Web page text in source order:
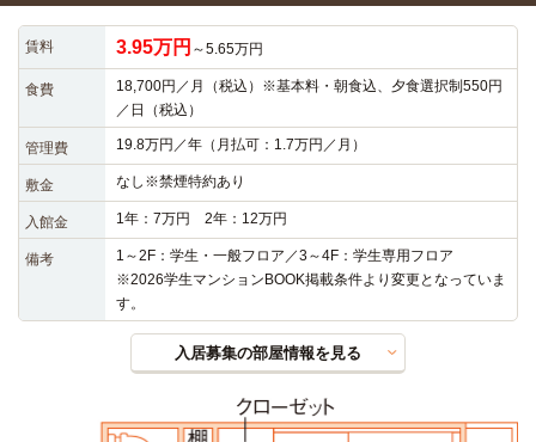
賃料 3.95万円 ～5.65万円
食費
18,700円／月（税込）※基本料・朝食込、夕食選択制550円
／日（税込）
管理費 19.8万円／年（月払可：1.7万円／月）
敷金 なし※禁煙特約あり
入館金 1年：7万円 2年：12万円
備考
1～2F：学生・一般フロア／3～4F：学生専用フロア
※2026学生マンションBOOK掲載条件より変更となっていま
す。
入居募集の部屋情報を見る